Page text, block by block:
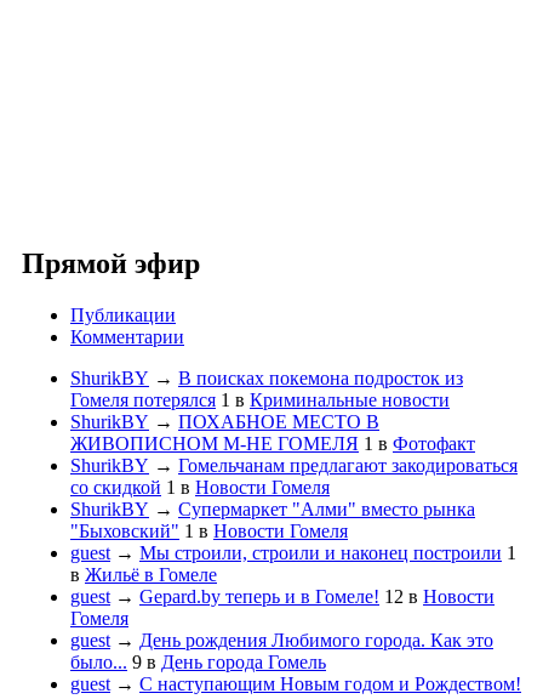
Прямой эфир
Публикации
Комментарии
ShurikBY → В поисках покемона подросток из
Гомеля потерялся 1 в Криминальные новости
ShurikBY → ПОХАБНОЕ МЕСТО В
ЖИВОПИСНОМ М-НЕ ГОМЕЛЯ 1 в Фотофакт
ShurikBY → Гомельчанам предлагают закодироваться
со скидкой 1 в Новости Гомеля
ShurikBY → Супермаркет "Алми" вместо рынка
"Быховский" 1 в Новости Гомеля
guest → Мы строили, строили и наконец построили 1
в Жильё в Гомеле
guest → Gepard.by теперь и в Гомеле! 12 в Новости
Гомеля
guest → День рождения Любимого города. Как это
было... 9 в День города Гомель
guest → С наступающим Новым годом и Рождеством!